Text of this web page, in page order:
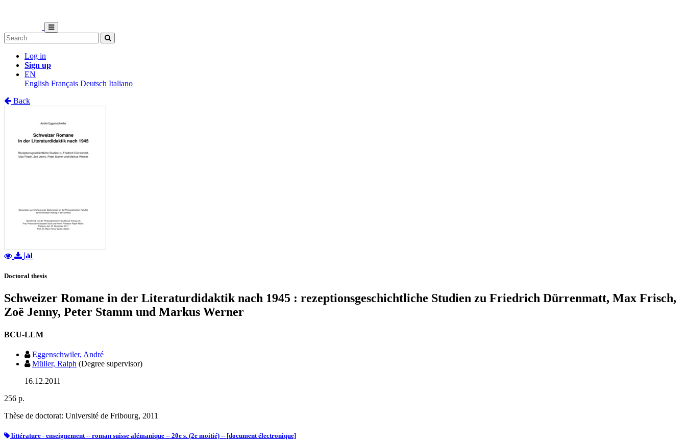
Log in
Sign up
EN
English Français Deutsch Italiano
Back
Doctoral thesis
Schweizer Romane in der Literaturdidaktik nach 1945 : rezeptionsgeschichtliche Studien zu Friedrich Dürrenmatt, Max Frisch,
Zoë Jenny, Peter Stamm und Markus Werner
BCU-LLM
Eggenschwiler, André
Müller, Ralph (Degree supervisor)
16.12.2011
256 p.
Thèse de doctorat: Université de Fribourg, 2011
littérature - enseignement -- roman suisse alémanique -- 20e s. (2e moitié) -- [document électronique]